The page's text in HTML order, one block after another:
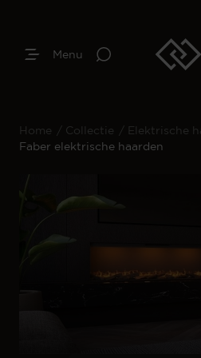
Menu
Home / Collectie / Elektrische
Faber elektrische haarden